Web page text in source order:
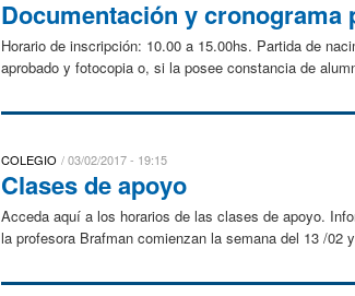
Documentación y
Horario de inscripción: 10.00 a 15.00hs. Partida de
aprobado y fotocopia o, si la posee constancia de
COLEGIO 03/02/2017 - 19:15
Clases de apoyo
Acceda aquí a los horarios de las clases de apoyo.
la profesora Brafman comienzan la semana del 13 /